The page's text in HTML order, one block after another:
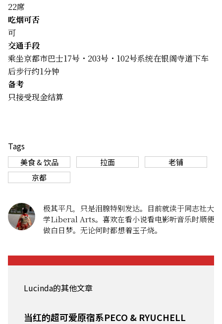
22席
吃烟可否
可
交通手段
乘坐京都市巴士17号・203号・102号系统在银阁寺道下车
后步行约1分钟
备考
只接受现金结算
Tags
美食 & 饮品 拉面
老铺
京都
极其平凡，只是泪腺特别发达。目前就读于同志社大
学Liberal Arts。喜欢在看小说看电影听音乐时顺便
做白日梦。无论何时都想着玉子烧。
Lucinda的其他文章
当红的超可爱原宿​​系PECO & RYUCHELL